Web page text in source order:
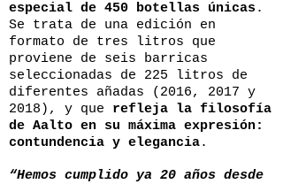
especial de 450 botellas únicas .
Se trata de una edición en
formato de tres litros que
proviene de seis barricas
seleccionadas de 225 litros de
diferentes añadas (2016, 2017 y
2018), y que refleja la filosofía
de Aalto en su máxima expresión:
contundencia y elegancia.
“Hemos cumplido ya 20 años desde